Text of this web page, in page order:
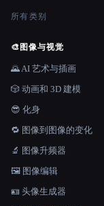
所有类别
🎨 图像与视觉
🌄 AI 艺术与插画
🎲 动画和 3D 建模
😎 化身
🔁 图像到图像的变化
🔬 图像升频器
🖼️ 图像编辑
🪪 头像生成器